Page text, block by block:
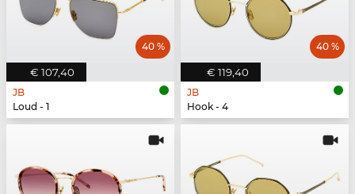
€ 107,40
40 %
JB
Loud - 1
€ 119,40
40 %
JB
Hook - 4